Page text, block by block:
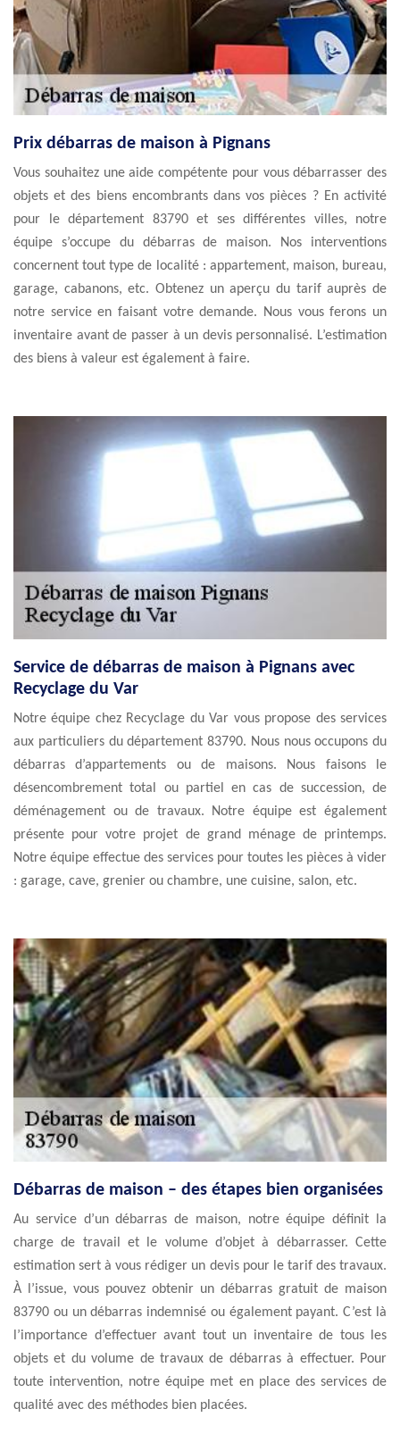
Prix débarras de maison à Pignans
Vous souhaitez une aide compétente pour vous débarrasser des
objets et des biens encombrants dans vos pièces ? En activité
pour le département 83790 et ses différentes villes, notre
équipe s’occupe du débarras de maison. Nos interventions
concernent tout type de localité : appartement, maison, bureau,
garage, cabanons, etc. Obtenez un aperçu du tarif auprès de
notre service en faisant votre demande. Nous vous ferons un
inventaire avant de passer à un devis personnalisé. L’estimation
des biens à valeur est également à faire.
Service de débarras de maison à Pignans avec
Recyclage du Var
Notre équipe chez Recyclage du Var vous propose des services
aux particuliers du département 83790. Nous nous occupons du
débarras d’appartements ou de maisons. Nous faisons le
désencombrement total ou partiel en cas de succession, de
déménagement ou de travaux. Notre équipe est également
présente pour votre projet de grand ménage de printemps.
Notre équipe effectue des services pour toutes les pièces à vider
: garage, cave, grenier ou chambre, une cuisine, salon, etc.
Débarras de maison – des étapes bien organisées
Au service d’un débarras de maison, notre équipe définit la
charge de travail et le volume d’objet à débarrasser. Cette
estimation sert à vous rédiger un devis pour le tarif des travaux.
À l’issue, vous pouvez obtenir un débarras gratuit de maison
83790 ou un débarras indemnisé ou également payant. C’est là
l’importance d’effectuer avant tout un inventaire de tous les
objets et du volume de travaux de débarras à effectuer. Pour
toute intervention, notre équipe met en place des services de
qualité avec des méthodes bien placées.